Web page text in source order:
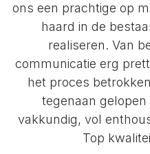
ons een prachtige op
haard in de
realiseren. Van
communicatie erg
het proces
tegenaan
vakkundig, vol
Top